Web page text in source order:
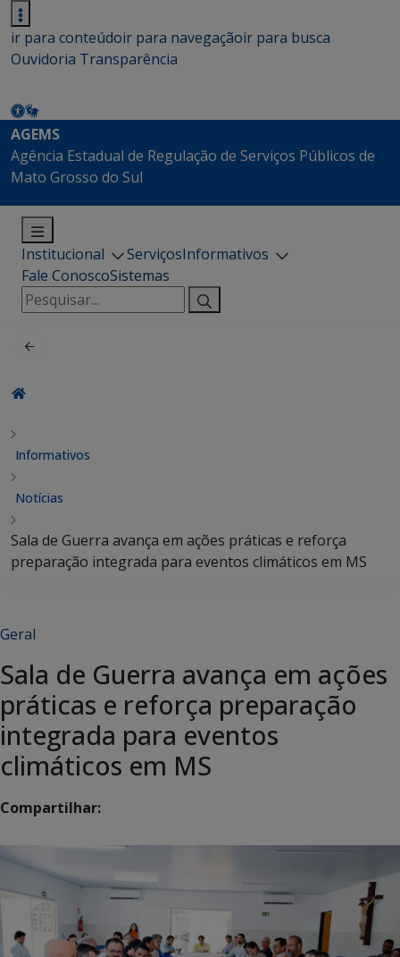
ir para conteúdoir para navegaçãoir para busca
Ouvidoria Transparência
AGEMS
Agência Estadual de Regulação de Serviços Públicos de
Mato Grosso do Sul
Institucional ServiçosInformativos
Fale ConoscoSistemas
Pesquisar
por:
Informativos
Notícias
Sala de Guerra avança em ações práticas e reforça
preparação integrada para eventos climáticos em MS
Geral
Sala de Guerra avança em ações
práticas e reforça preparação
integrada para eventos
climáticos em MS
Compartilhar: